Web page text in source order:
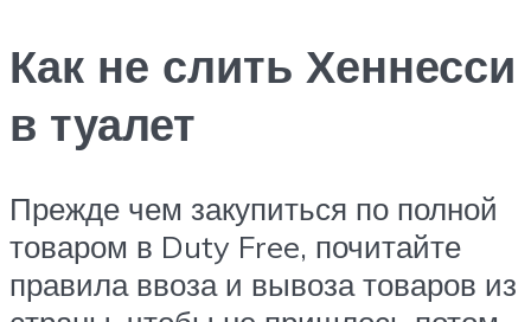
Как не слить Хеннесси
в туалет
Прежде чем закупиться по полной
товаром в Duty Free, почитайте
правила ввоза и вывоза товаров из